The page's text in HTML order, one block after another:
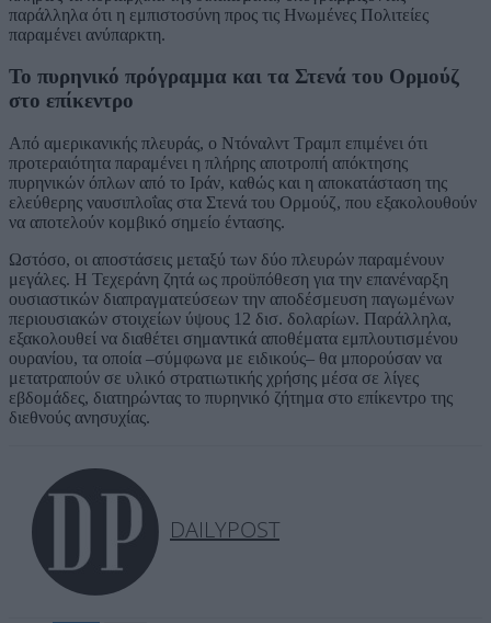
παράλληλα ότι η εμπιστοσύνη προς τις Ηνωμένες Πολιτείες
παραμένει ανύπαρκτη.
Το πυρηνικό πρόγραμμα και τα Στενά του Ορμούζ
στο επίκεντρο
Από αμερικανικής πλευράς, ο Ντόναλντ Τραμπ επιμένει ότι
προτεραιότητα παραμένει η πλήρης αποτροπή απόκτησης
πυρηνικών όπλων από το Ιράν, καθώς και η αποκατάσταση της
ελεύθερης ναυσιπλοΐας στα Στενά του Ορμούζ, που εξακολουθούν
να αποτελούν κομβικό σημείο έντασης.
Ωστόσο, οι αποστάσεις μεταξύ των δύο πλευρών παραμένουν
μεγάλες. Η Τεχεράνη ζητά ως προϋπόθεση για την επανέναρξη
ουσιαστικών διαπραγματεύσεων την αποδέσμευση παγωμένων
περιουσιακών στοιχείων ύψους 12 δισ. δολαρίων. Παράλληλα,
εξακολουθεί να διαθέτει σημαντικά αποθέματα εμπλουτισμένου
ουρανίου, τα οποία –σύμφωνα με ειδικούς– θα μπορούσαν να
μετατραπούν σε υλικό στρατιωτικής χρήσης μέσα σε λίγες
εβδομάδες, διατηρώντας το πυρηνικό ζήτημα στο επίκεντρο της
διεθνούς ανησυχίας.
DAILYPOST